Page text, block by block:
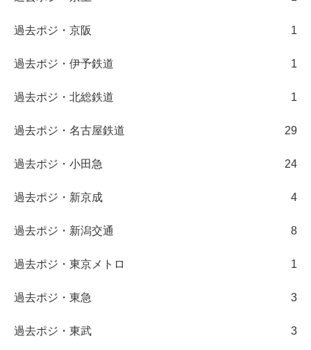
過去ポジ・京阪 1
過去ポジ・伊予鉄道 1
過去ポジ・北総鉄道 1
過去ポジ・名古屋鉄道 29
過去ポジ・小田急 24
過去ポジ・新京成 4
過去ポジ・新潟交通 8
過去ポジ・東京メトロ 1
過去ポジ・東急 3
過去ポジ・東武 3